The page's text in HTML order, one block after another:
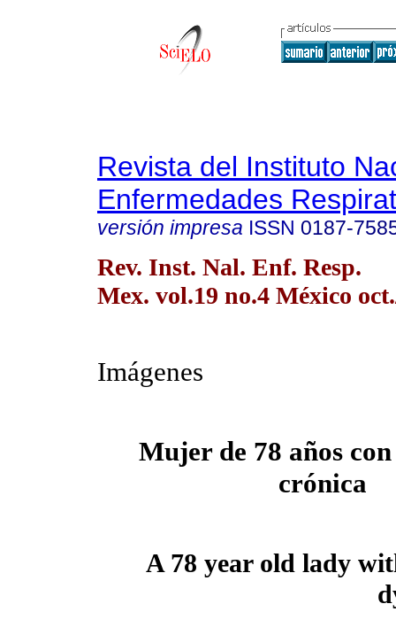
Revista del Instituto
Enfermedades
versión impresa ISSN 0187-
Rev. Inst. Nal. Enf. Resp.
Mex. vol.19 no.4 México
Imágenes
Mujer de 78 años
crónica
A 78 year old lady